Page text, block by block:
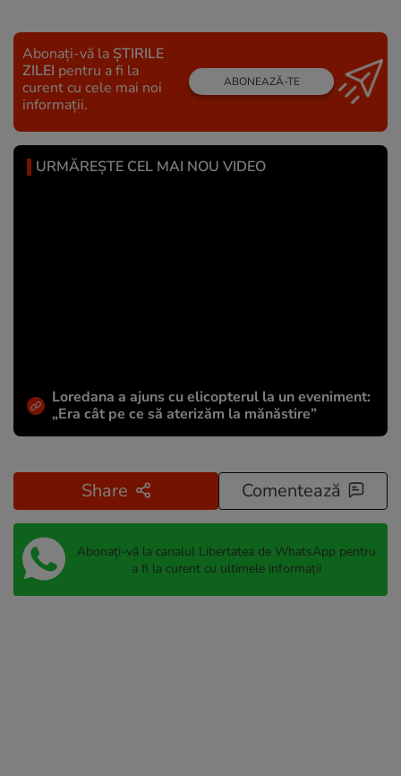
Abonați-vă la ȘTIRILE
ZILEI pentru a fi la
curent cu cele mai noi
informații.
ABONEAZĂ-TE
URMĂREȘTE CEL MAI NOU VIDEO
Loredana a ajuns cu elicopterul la un eveniment:
„Era cât pe ce să aterizăm la mănăstire”
Share Comentează
Abonați-vă la canalul Libertatea de WhatsApp pentru
a fi la curent cu ultimele informații